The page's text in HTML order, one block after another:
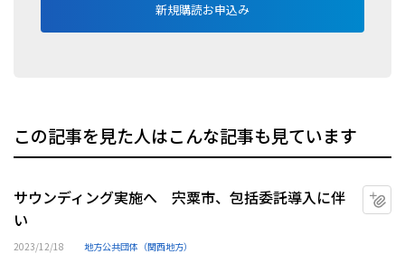
新規購読お申込み
この記事を見た人はこんな記事も見ています
サウンディング実施へ 宍粟市、包括委託導入に伴
い
2023/12/18 地方公共団体（関西地方）